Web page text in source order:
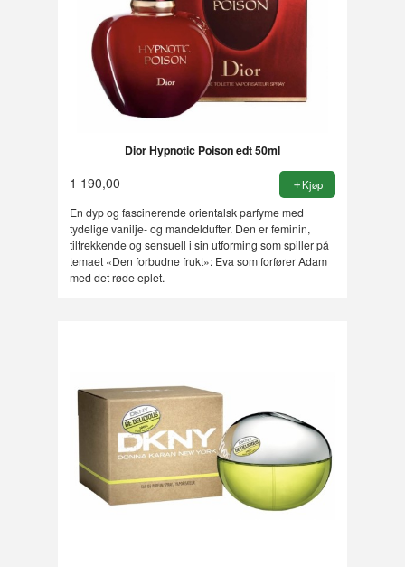
Dior Hypnotic Poison edt 50ml
1 190,00 Kjøp
En dyp og fascinerende orientalsk parfyme med
tydelige vanilje- og mandeldufter. Den er feminin,
tiltrekkende og sensuell i sin utforming som spiller på
temaet «Den forbudne frukt»: Eva som forfører Adam
med det røde eplet.